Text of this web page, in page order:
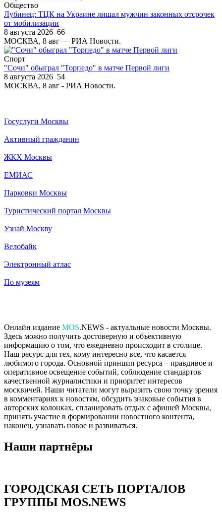
Общество
Лубинец: ТЦК на Украине лишал мужчин законных отсрочек
от мобилизации
8 августа 2026 66
МОСКВА, 8 авг — РИА Новости.
Спорт
"Сочи" обыграл "Торпедо" в матче Первой лиги
8 августа 2026 54
МОСКВА, 8 авг - РИА Новости.
Госуслуги Москвы
Активный гражданин
ЖКХ Москвы
ЕМИАС
Парковки Москвы
Туристический портал Москвы
Узнай Москву
Велобайк
Электронный атлас
По музеям
Онлайн издание MOS.NEWS - актуальные новости Москвы.
Здесь можно получить достоверную и объективную
информацию о том, что ежедневно происходит в столице.
Наш ресурс для тех, кому интересно все, что касается
любимого города. Основной принцип ресурса – правдивое и
оперативное освещение событий, соблюдение стандартов
качественной журналистики и приоритет интересов
москвичей. Наши читатели могут выразить свою точку зрения
в комментариях к новостям, обсудить знаковые события в
авторских колонках, спланировать отдых с афишей Москвы,
принять участие в формировании новостного контента,
наконец, узнавать новое и развиваться.
Наши партнёры
ГОРОДСКАЯ СЕТЬ ПОРТАЛОВ
ГРУППЫ MOS.NEWS